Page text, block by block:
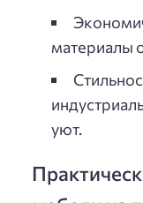
материалы
уют.